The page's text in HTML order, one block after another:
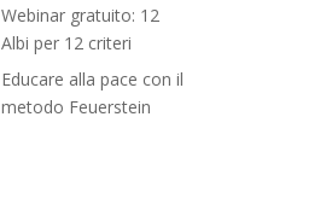
Webinar gratuito: 12
Albi per 12 criteri
Educare alla pace con il
metodo Feuerstein